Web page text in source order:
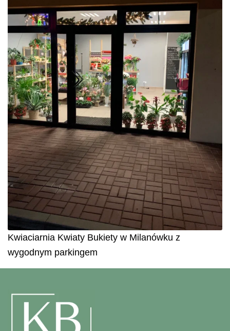
Kwiaciarnia Kwiaty Bukiety w Milanówku z
wygodnym parkingem